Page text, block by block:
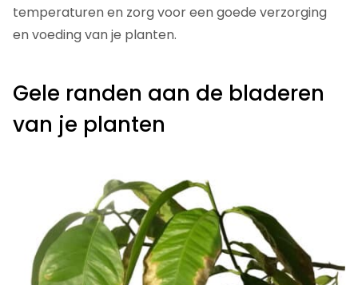
temperaturen en zorg voor een goede verzorging
en voeding van je planten.
Gele randen aan de bladeren
van je planten